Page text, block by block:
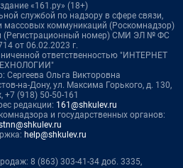
«161.ру» (18+)
службой по надзору в сфере связи,
массовых коммуникаций (Роскомнадзор)
(Регистрационный номер) СМИ ЭЛ № ФС
от 06.02.2023 г.
ответственностью "ИНТЕРНЕТ
Сергеева Ольга Викторовна
на-Дону, ул. Максима Горького, д. 130,
+7 (918) 50-50-161
редакции: 161@shkulev.ru
и государственных органов:
help@shkulev.ru
8 (863) 303-41-34 доб. 3335,